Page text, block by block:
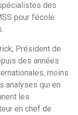
des
pour l’école
Président de
des années
moins
analyses qui en
les
en chef de